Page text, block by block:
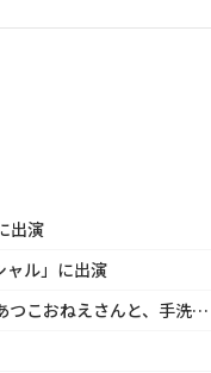
出演
ャル」に出演
福田 博之 ACジャパン「日本食品衛生協会／あつこおねえさんと、手洗いいちまんじゃく♪」に出演